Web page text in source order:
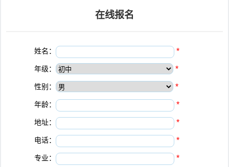
在线报名
姓名： *
年级： *
性别： *
年龄： *
地址： *
电话： *
专业： *